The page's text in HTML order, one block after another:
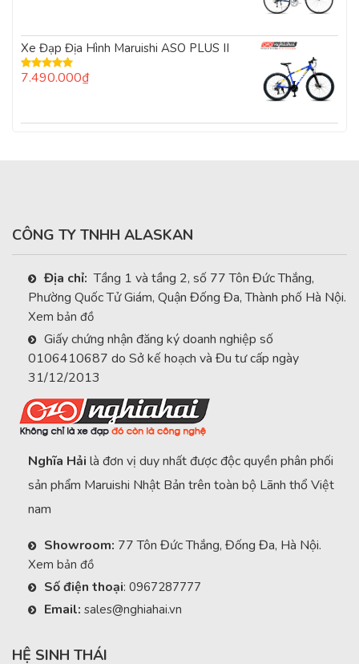
Xe Đạp Địa Hình Maruishi ASO PLUS II
Được xếp
7.490.000₫
CÔNG TY TNHH ALASKAN
Địa chỉ: Tầng 1 và tầng 2, số 77 Tôn Đức Thắng,
Phường Quốc Tử Giám, Quận Đống Đa, Thành phố Hà Nội.
Xem bản đồ
Giấy chứng nhận đăng ký doanh nghiệp số
0106410687 do Sở kế hoạch và Đu tư cấp ngày
31/12/2013
Nghĩa Hải là đơn vị duy nhất được độc quyền phân phối
sản phẩm Maruishi Nhật Bản trên toàn bộ Lãnh thổ Việt
nam
Showroom: 77 Tôn Đức Thắng, Đống Đa, Hà Nội.
Xem bản đồ
Số điện thoại: 0967287777
Email: sales@nghiahai.vn
HỆ SINH THÁI